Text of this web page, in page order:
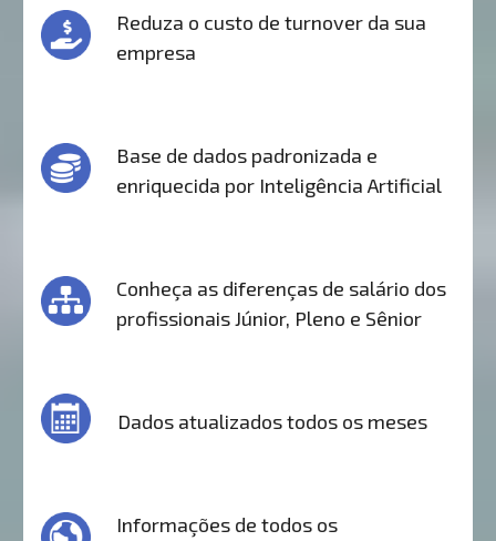
Reduza o custo de turnover da sua
empresa
Base de dados padronizada e
enriquecida por Inteligência Artificial
Conheça as diferenças de salário dos
profissionais Júnior, Pleno e Sênior
Dados atualizados todos os meses
Informações de todos os